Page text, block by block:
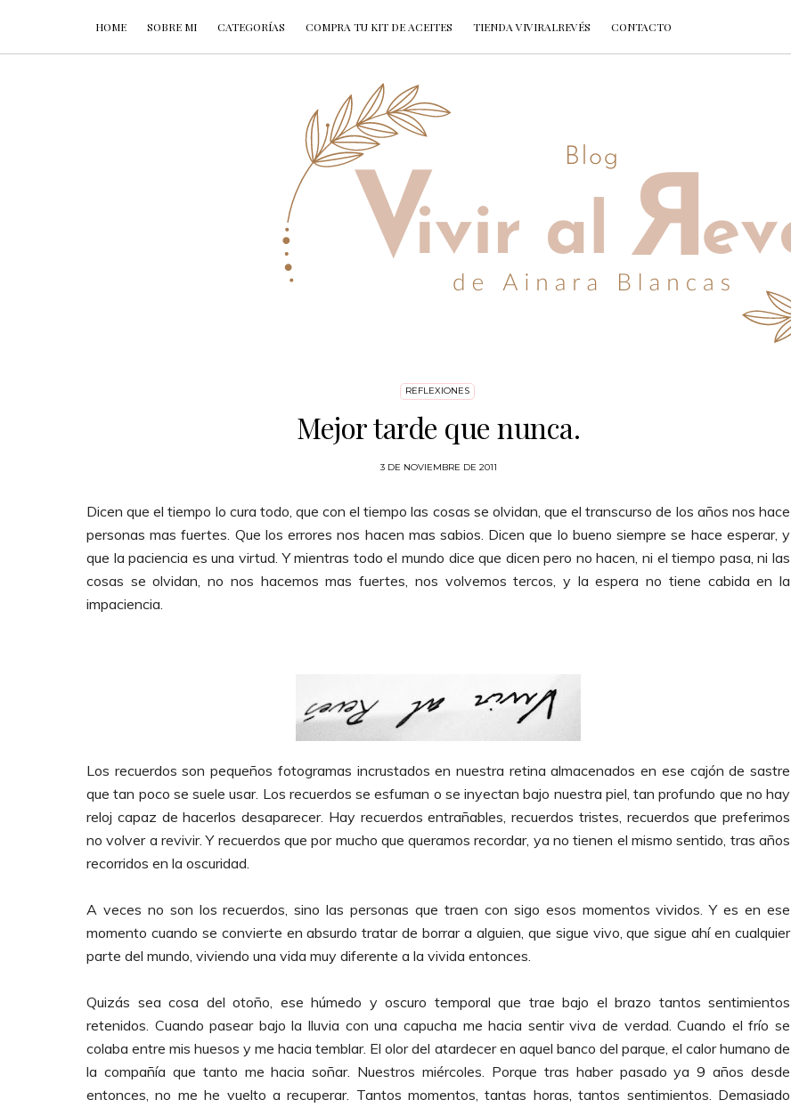
HOME SOBRE MI CATEGORÍAS COMPRA TU KIT DE ACEITES TIENDA VIVIRALREVÉS CONTACTO
REFLEXIONES
Mejor tarde que nunca.
3 DE NOVIEMBRE DE 2011
Dicen que el tiempo lo cura todo, que con el tiempo las cosas se olvidan, que el transcurso de los años nos hace
personas mas fuertes. Que los errores nos hacen mas sabios. Dicen que lo bueno siempre se hace esperar, y
que la paciencia es una virtud. Y mientras todo el mundo dice que dicen pero no hacen, ni el tiempo pasa, ni las
cosas se olvidan, no nos hacemos mas fuertes, nos volvemos tercos, y la espera no tiene cabida en la
impaciencia.
Los recuerdos son pequeños fotogramas incrustados en nuestra retina almacenados en ese cajón de sastre
que tan poco se suele usar. Los recuerdos se esfuman o se inyectan bajo nuestra piel, tan profundo que no hay
reloj capaz de hacerlos desaparecer. Hay recuerdos entrañables, recuerdos tristes, recuerdos que preferimos
no volver a revivir. Y recuerdos que por mucho que queramos recordar, ya no tienen el mismo sentido, tras años
recorridos en la oscuridad.
A veces no son los recuerdos, sino las personas que traen con sigo esos momentos vividos. Y es en ese
momento cuando se convierte en absurdo tratar de borrar a alguien, que sigue vivo, que sigue ahí en cualquier
parte del mundo, viviendo una vida muy diferente a la vivida entonces.
Quizás sea cosa del otoño, ese húmedo y oscuro temporal que trae bajo el brazo tantos sentimientos
retenidos. Cuando pasear bajo la lluvia con una capucha me hacia sentir viva de verdad. Cuando el frío se
colaba entre mis huesos y me hacia temblar. El olor del atardecer en aquel banco del parque, el calor humano de
la compañía que tanto me hacia soñar. Nuestros miércoles. Porque tras haber pasado ya 9 años desde
entonces, no me he vuelto a recuperar. Tantos momentos, tantas horas, tantos sentimientos. Demasiado